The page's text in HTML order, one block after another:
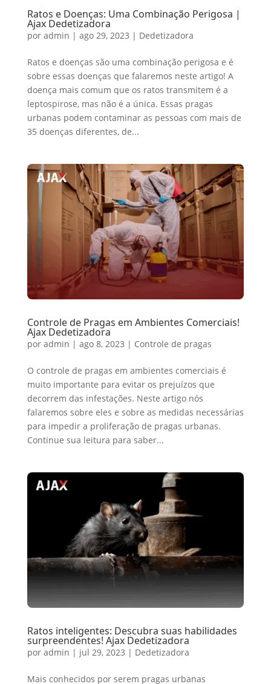
Ratos e Doenças: Uma Combinação Perigosa |
Ajax Dedetizadora
por admin | ago 29, 2023 | Dedetizadora
Ratos e doenças são uma combinação perigosa e é
sobre essas doenças que falaremos neste artigo! A
doença mais comum que os ratos transmitem é a
leptospirose, mas não é a única. Essas pragas
urbanas podem contaminar as pessoas com mais de
35 doenças diferentes, de...
Controle de Pragas em Ambientes Comerciais!
Ajax Dedetizadora
por admin | ago 8, 2023 | Controle de pragas
O controle de pragas em ambientes comerciais é
muito importante para evitar os prejuízos que
decorrem das infestações. Neste artigo nós
falaremos sobre eles e sobre as medidas necessárias
para impedir a proliferação de pragas urbanas.
Continue sua leitura para saber...
Ratos inteligentes: Descubra suas habilidades
surpreendentes! Ajax Dedetizadora
por admin | jul 29, 2023 | Dedetizadora
Mais conhecidos por serem pragas urbanas